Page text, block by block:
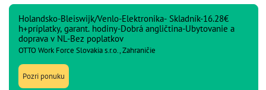
Holandsko-Bleiswijk/Venlo-Elektronika- Skladník-16.28€
h+príplatky, garant. hodiny-Dobrá angličtina-Ubytovanie a
doprava v NL-Bez poplatkov
OTTO Work Force Slovakia s.r.o., Zahraničie
Pozri ponuku